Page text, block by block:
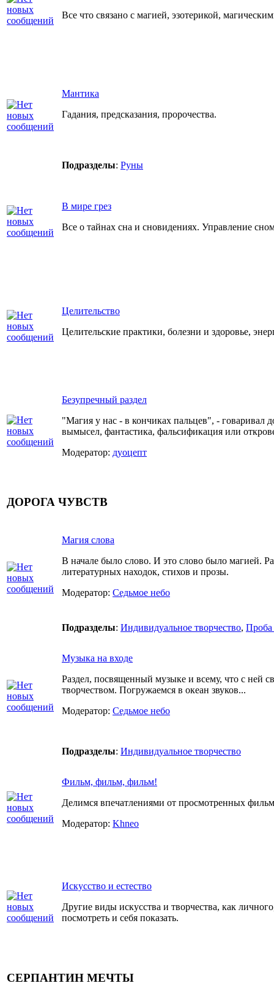
Все что связано с магией, эзотерикой,
Мантика
Гадания, предсказания, пророчества.
Подразделы: Руны
В мире грез
Все о тайнах сна и сновидениях. Управление
Целительство
Целительские практики, болезни и здоровье,
Безупречный раздел
"Магия у нас - в кончиках пальцев", - говаривал
вымысел, фантастика, фальсификация или
Модератор: дуоцепт
ДОРОГА ЧУВСТВ
Магия слова
В начале было слово. И это слово было магией.
литературных находок, стихов и прозы.
Модератор: Седьмое небо
Подразделы: Индивидуальное творчество, Проба
Музыка на входе
Раздел, посвященный музыке и всему, что с ней
творчеством. Погружаемся в океан звуков...
Модератор: Седьмое небо
Подразделы: Индивидуальное творчество
Фильм, фильм, фильм!
Делимся впечатлениями от просмотренных
Модератор: Khneo
Искусство и естество
Другие виды искусства и творчества, как
посмотреть и себя показать.
СЕРПАНТИН МЕЧТЫ